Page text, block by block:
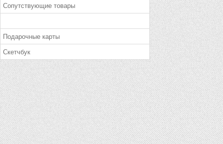
Сопутствующие товары
Подарочные карты
Скетчбук